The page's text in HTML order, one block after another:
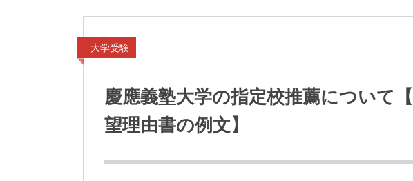
大学受験
慶應義塾大学の指定校推薦について
望理由書の例文】